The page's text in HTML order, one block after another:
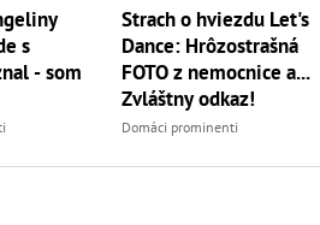
s
- som
Strach o hviezdu Let's
Dance: Hrôzostrašná
FOTO z nemocnice a...
Zvláštny odkaz!
Domáci prominenti